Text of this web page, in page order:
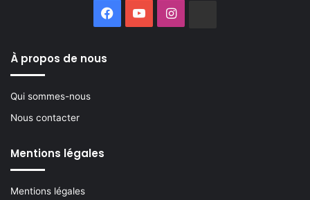
Facebook
YouTubeInstagram
À propos de nous
Qui sommes-nous
Nous contacter
Mentions légales
Mentions légales